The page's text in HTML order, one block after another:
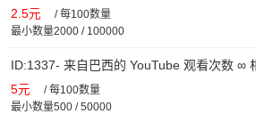
2.5元 /每100数量
最小数量2000 / 100000
ID:1337- 来自巴西的 YouTube 观看次数 ∞
5元 /每100数量
最小数量500 / 50000